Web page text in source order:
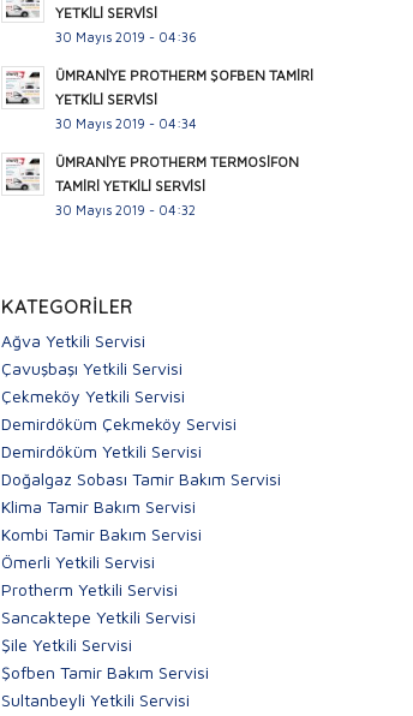
YETKİLİ SERVİSİ
30 Mayıs 2019 - 04:36
ÜMRANİYE PROTHERM ŞOFBEN TAMİRİ
YETKİLİ SERVİSİ
30 Mayıs 2019 - 04:34
ÜMRANİYE PROTHERM TERMOSİFON
TAMİRİ YETKİLİ SERVİSİ
30 Mayıs 2019 - 04:32
KATEGORILER
Ağva Yetkili Servisi
Çavuşbaşı Yetkili Servisi
Çekmeköy Yetkili Servisi
Demirdöküm Çekmeköy Servisi
Demirdöküm Yetkili Servisi
Doğalgaz Sobası Tamir Bakım Servisi
Klima Tamir Bakım Servisi
Kombi Tamir Bakım Servisi
Ömerli Yetkili Servisi
Protherm Yetkili Servisi
Sancaktepe Yetkili Servisi
Şile Yetkili Servisi
Şofben Tamir Bakım Servisi
Sultanbeyli Yetkili Servisi